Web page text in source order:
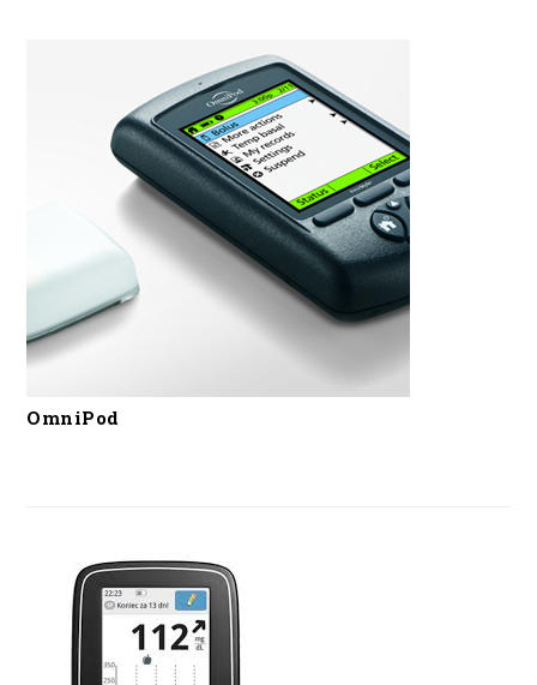
OmniPod